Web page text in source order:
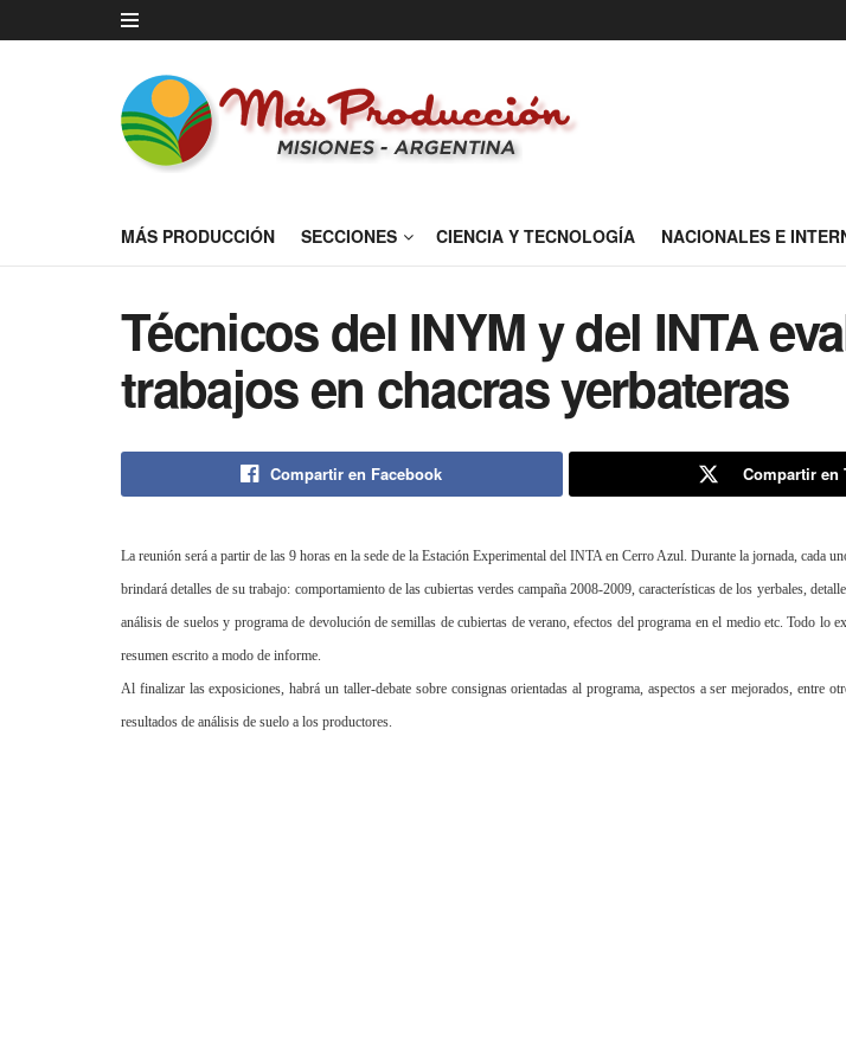
MÁS PRODUCCIÓN SECCIONES CIENCIA Y TECNOLOGÍA NACIONALES E
Técnicos del INYM y del INTA
trabajos en chacras yerbateras
Compartir en Facebook Compartir en
La reunión será a partir de las 9 horas en la sede de la Estación Experimental del INTA en Cerro Azul. Durante la jornada, cada
brindará detalles de su trabajo: comportamiento de las cubiertas verdes campaña 2008-2009, características de los yerbales,
análisis de suelos y programa de devolución de semillas de cubiertas de verano, efectos del programa en el medio etc. Todo lo
resumen escrito a modo de informe.
Al finalizar las exposiciones, habrá un taller-debate sobre consignas orientadas al programa, aspectos a ser mejorados, entre
resultados de análisis de suelo a los productores.